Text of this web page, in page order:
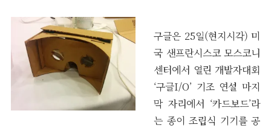
구글은 25일(현지시각) 미
국 샌프란시스코 모스코니
센터에서 열린 개발자대회
‘구글I/O’ 기조 연설 마지
막 자리에서 ‘카드보드’라
는 종이 조립식 기기를 공